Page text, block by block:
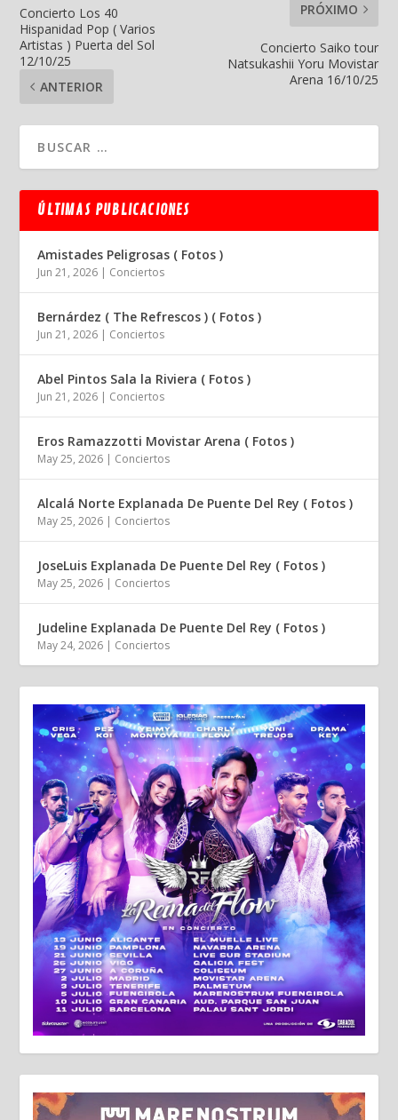
Concierto Los 40
Hispanidad Pop ( Varios
Artistas ) Puerta del Sol
12/10/25
ANTERIOR
PRÓXIMO
Concierto Saiko tour
Natsukashii Yoru Movistar
Arena 16/10/25
ÚLTIMAS PUBLICACIONES
Amistades Peligrosas ( Fotos )
Jun 21, 2026 | Conciertos
Bernárdez ( The Refrescos ) ( Fotos )
Jun 21, 2026 | Conciertos
Abel Pintos Sala la Riviera ( Fotos )
Jun 21, 2026 | Conciertos
Eros Ramazzotti Movistar Arena ( Fotos )
May 25, 2026 | Conciertos
Alcalá Norte Explanada De Puente Del Rey ( Fotos )
May 25, 2026 | Conciertos
JoseLuis Explanada De Puente Del Rey ( Fotos )
May 25, 2026 | Conciertos
Judeline Explanada De Puente Del Rey ( Fotos )
May 24, 2026 | Conciertos